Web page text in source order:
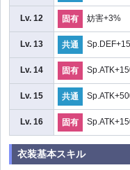
Lv. 12 固有 妨害+3%
Lv. 13 共通
Lv. 14 固有
Lv. 15 共通
Lv. 16 固有
衣装基本スキル